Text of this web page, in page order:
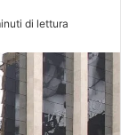
di lettura